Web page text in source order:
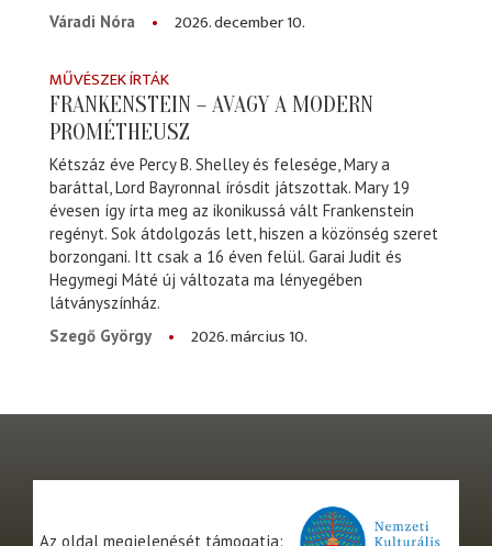
Váradi Nóra
2026. december 10.
MŰVÉSZEK ÍRTÁK
FRANKENSTEIN – AVAGY A MODERN
PROMÉTHEUSZ
Kétszáz éve Percy B. Shelley és felesége, Mary a
baráttal, Lord Bayronnal írósdit játszottak. Mary 19
évesen így írta meg az ikonikussá vált Frankenstein
regényt. Sok átdolgozás lett, hiszen a közönség szeret
borzongani. Itt csak a 16 éven felül. Garai Judit és
Hegymegi Máté új változata ma lényegében
látványszínház.
Szegő György
2026. március 10.
Az oldal megjelenését támogatja: